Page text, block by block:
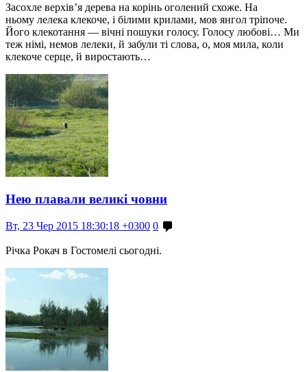
Засохле верхів’я дерева на корінь оголений схоже. На
ньому лелека клекоче, і білими крилами, мов янгол тріпоче.
Його клекотання — вічні пошуки голосу. Голосу любові… Ми
теж німі, немов лелеки, й забули ті слова, о, моя мила, коли
клекоче серце, й виростають…
Нею плавали великі човни
Вт, 23 Чер 2015 18:30:18 +0300 0
Річка Рокач в Гостомелі сьогодні.